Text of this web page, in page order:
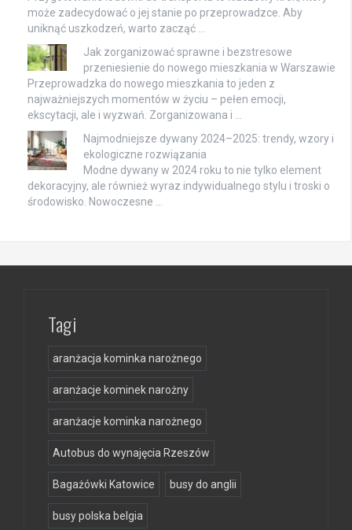
może zadecydować o jej stanie po przeprowadzce. Aby
uniknąć uszkodzeń, warto zacząć …
Jak zorganizować sprawne i bezstresowe
przeniesienie do nowego mieszkania w Warszawie
Przeprowadzka do nowego mieszkania to jeden z
najważniejszych momentów w życiu – pełen emocji,
ekscytacji, ale i wyzwań. Zorganizowana i …
Najmodniejsze dywany 2024–2025: trendy, wzory i
ekologiczne rozwiązania
Modne dywany w 2024 roku to nie tylko element
dekoracyjny, ale również wyraz indywidualnego stylu i troski o
środowisko. Nowoczesne …
Tagi
aranżacja kominka narożnego
aranżacje kominek narożny
aranżacje kominka narożnego
Autobus do wynajęcia Rzeszów
Bagażówki Katowice busy do anglii
busy polska belgia